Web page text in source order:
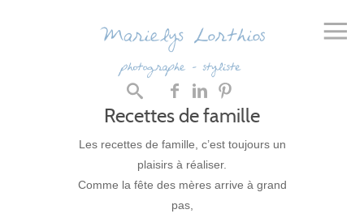
Recettes de famille
Les recettes de famille, c’est toujours un
plaisirs à réaliser.
Comme la fête des mères arrive à grand
pas,